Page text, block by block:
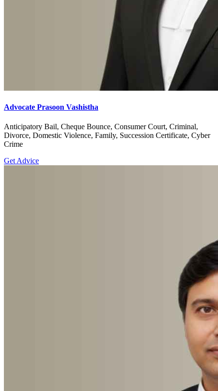
Advocate Prasoon Vashistha
Anticipatory Bail, Cheque Bounce, Consumer Court, Criminal,
Divorce, Domestic Violence, Family, Succession Certificate, Cyber
Crime
Get Advice